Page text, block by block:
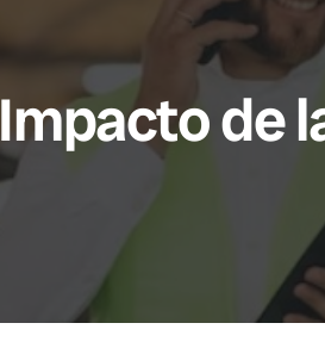
Impacto de